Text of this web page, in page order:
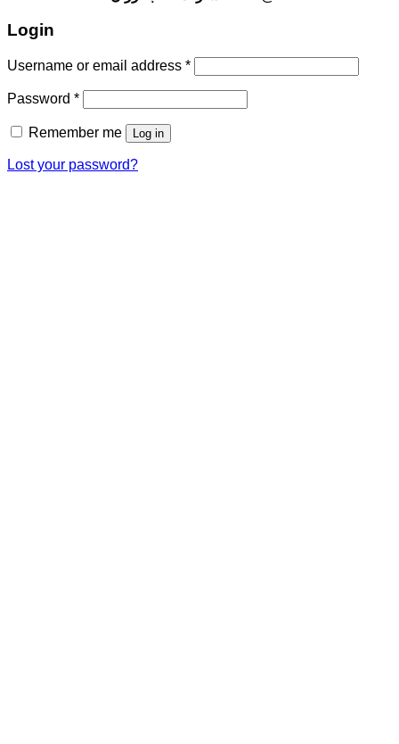
Login
Username or email address *
Password *
Remember me Log in
Lost your password?